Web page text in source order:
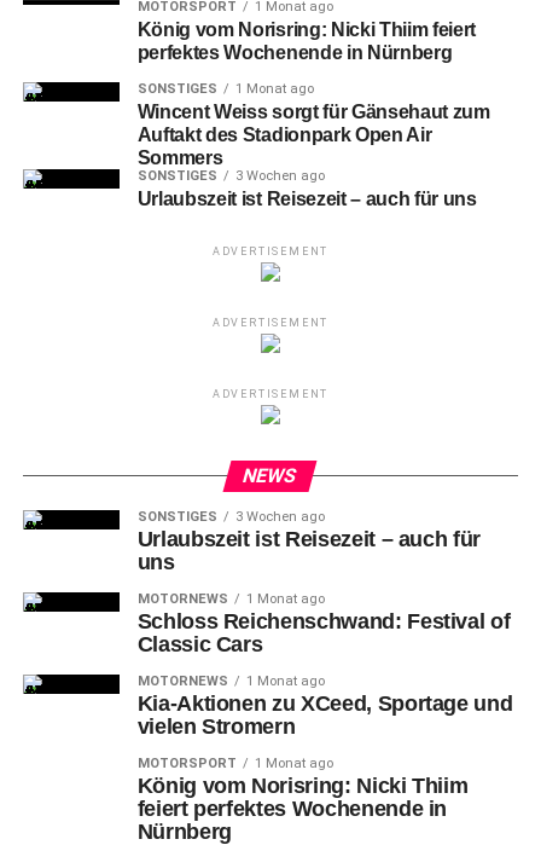
TIERGARTEN NÜRNBERG TIERPARK
ZUCHTERHALTUNGSPROGRAMM
Airport Nürnberg: FCN-Jet bekommt
Unterstützung
DON'T MISS
Nürnberg: „Grüner Weg zum Faberwald“
MOTORSPORT 1 Monat ago
König vom Norisring: Nicki Thiim feiert
perfektes Wochenende in Nürnberg
SONSTIGES 1 Monat ago
Wincent Weiss sorgt für Gänsehaut zum
Auftakt des Stadionpark Open Air
Sommers
SONSTIGES 3 Wochen ago
Urlaubszeit ist Reisezeit – auch für uns
ADVERTISEMENT
ADVERTISEMENT
ADVERTISEMENT
NEWS
SONSTIGES 3 Wochen ago
Urlaubszeit ist Reisezeit – auch für
uns
MOTORNEWS 1 Monat ago
Schloss Reichenschwand: Festival of
Classic Cars
MOTORNEWS 1 Monat ago
Kia-Aktionen zu XCeed, Sportage und
vielen Stromern
MOTORSPORT 1 Monat ago
König vom Norisring: Nicki Thiim
feiert perfektes Wochenende in
Nürnberg